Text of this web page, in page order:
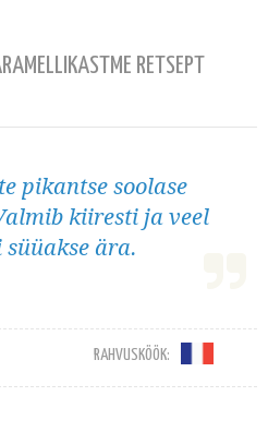
RETSEPT
pikantse soolase
kiiresti ja veel
ära.
RAHVUSKÖÖK: